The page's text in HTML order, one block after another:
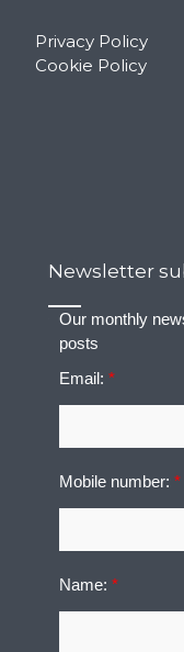
Privacy Policy
Cookie Policy
Newsletter
Our monthly
posts
Email:*
Mobile number:*
Name:*